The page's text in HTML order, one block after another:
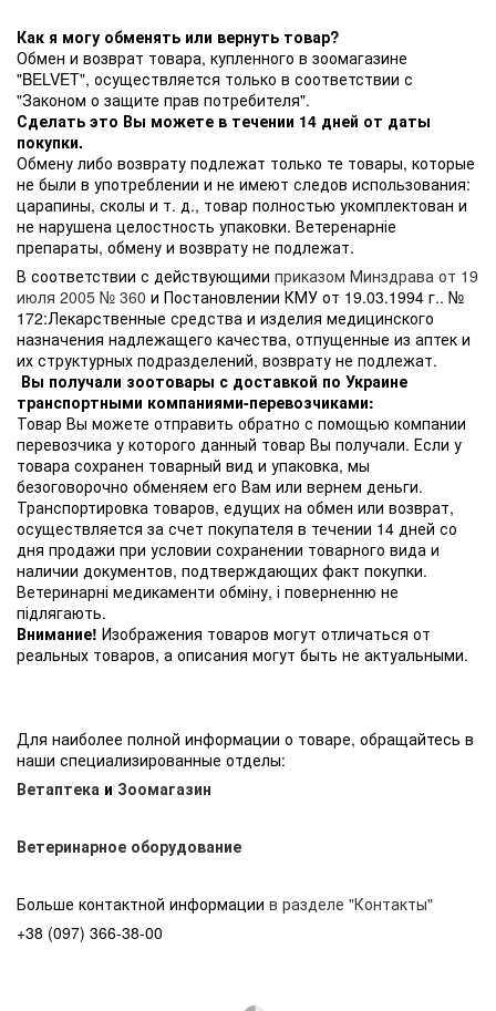
Как я могу обменять или вернуть товар?
Обмен и возврат товара, купленного в зоомагазине
"BELVET", осуществляется только в соответствии с
"Законом о защите прав потребителя".
Сделать это Вы можете в течении 14 дней от даты
покупки.
Обмену либо возврату подлежат только те товары, которые
не были в употреблении и не имеют следов использования:
царапины, сколы и т. д., товар полностью укомплектован и
не нарушена целостность упаковки. Ветеренарніе
препараты, обмену и возврату не подлежат.
В соответствии с действующими приказом Минздрава от 19
июля 2005 № 360 и Постановлении КМУ от 19.03.1994 г.. №
172:Лекарственные средства и изделия медицинского
назначения надлежащего качества, отпущенные из аптек и
их структурных подразделений, возврату не подлежат.
Вы получали зоотовары с доставкой по Украине
транспортными компаниями-перевозчиками:
Товар Вы можете отправить обратно с помощью компании
перевозчика у которого данный товар Вы получали. Если у
товара сохранен товарный вид и упаковка, мы
безоговорочно обменяем его Вам или вернем деньги.
Транспортировка товаров, едущих на обмен или возврат,
осуществляется за счет покупателя в течении 14 дней со
дня продажи при условии сохранении товарного вида и
наличии документов, подтверждающих факт покупки.
Ветеринарні медикаменти обміну, і поверненню не
підлягають.
Внимание! Изображения товаров могут отличаться от
реальных товаров, а описания могут быть не актуальными.
Для наиболее полной информации о товаре, обращайтесь в
наши специализированные отделы:
Ветаптека и Зоомагазин
Ветеринарное оборудование
Больше контактной информации в разделе "Контакты"
+38 (097) 366-38-00